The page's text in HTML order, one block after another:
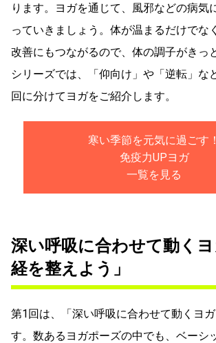
ります。ヨガを通じて、風邪などの病気
っていきましょう。体が温まるだけでな
改善にもつながるので、体の調子がきっ
シリーズでは、「仰向け」や「逆転」な
回に分けてヨガをご紹介します。
寒い季節を元気に過ごす！
免疫力UPヨガ
一覧を見る
深い呼吸に合わせて動く
経を整えよう」
第1回は、「深い呼吸に合わせて動くヨ
す。数あるヨガポーズの中でも、ベーシ